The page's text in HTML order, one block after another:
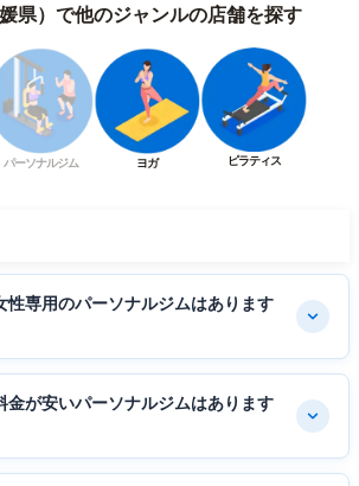
県）で他のジャンルの店舗を探す
パーソナルジム ヨガ ピラティス
性専用のパーソナルジムはあります
金が安いパーソナルジムはあります